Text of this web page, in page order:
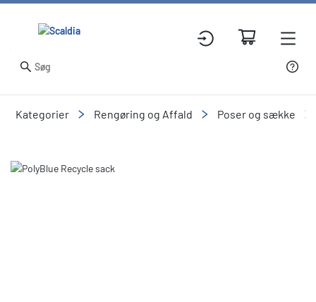
Kategorier Rengøring og Affald Poser og sække
Slide 2 of 2